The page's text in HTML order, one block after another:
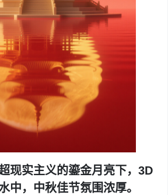
现实主义的鎏金月亮下，3D
中，中秋佳节氛围浓厚。